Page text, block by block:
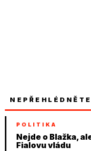
NEPŘEHLÉDNĚTE
POLITIKA
Nejde o Blažka,
Fialovu vládu